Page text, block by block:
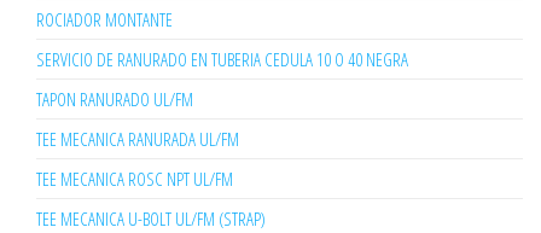
ROCIADOR MONTANTE
SERVICIO DE RANURADO EN TUBERIA CEDULA 10 O 40 NEGRA
TAPON RANURADO UL/FM
TEE MECANICA RANURADA UL/FM
TEE MECANICA ROSC NPT UL/FM
TEE MECANICA U-BOLT UL/FM (STRAP)